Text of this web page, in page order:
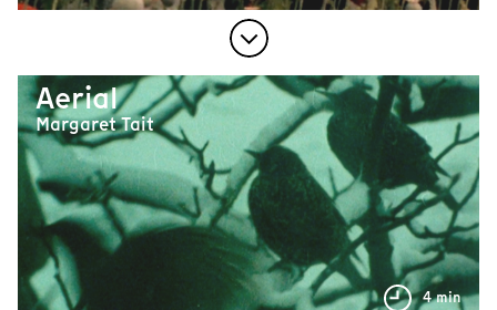
Aerial
Margaret Tait
4 min